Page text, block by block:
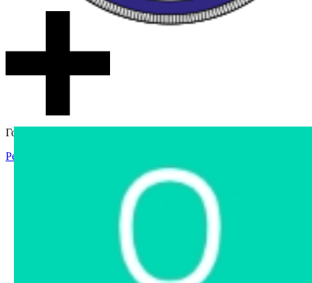
Гостевой доступ
Регистрация
Интернет-магазин
Интернет-витрина